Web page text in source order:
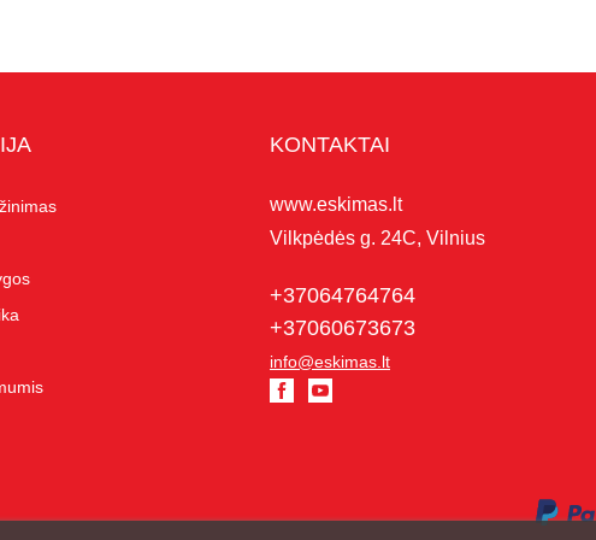
KONTAKTAI
www.eskimas.lt
Vilkpėdės g. 24C, Vilnius
+37064764764
+37060673673
info@eskimas.lt